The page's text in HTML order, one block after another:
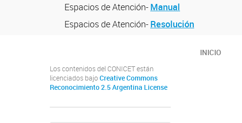
Espacios de Atención- Manual
Espacios de Atención- Resolución
Los contenidos del CONICET están
licenciados bajo Creative Commons
Reconocimiento 2.5 Argentina License
INICIO